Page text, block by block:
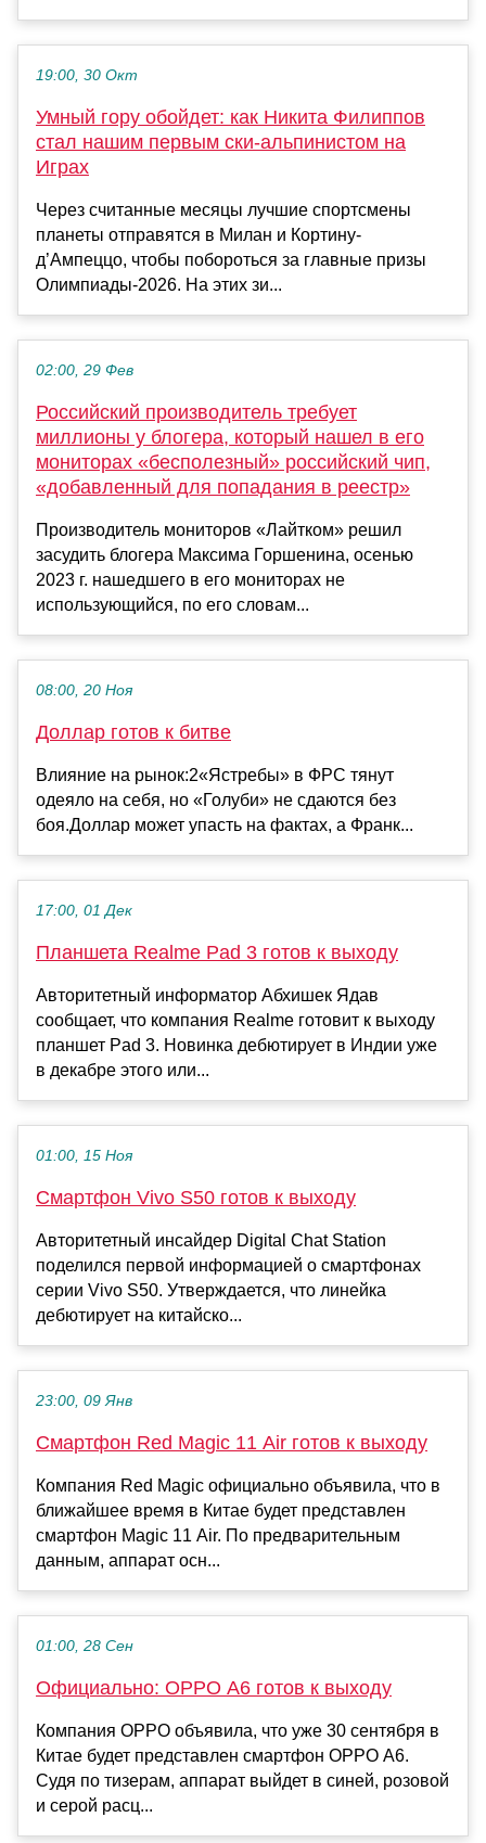
19:00, 30 Окт
Умный гору обойдет: как Никита Филиппов
стал нашим первым ски-альпинистом на
Играх
Через считанные месяцы лучшие спортсмены
планеты отправятся в Милан и Кортину-
д’Ампеццо, чтобы побороться за главные призы
Олимпиады-2026. На этих зи...
02:00, 29 Фев
Российский производитель требует
миллионы у блогера, который нашел в его
мониторах «бесполезный» российский чип,
«добавленный для попадания в реестр»
Производитель мониторов «Лайтком» решил
засудить блогера Максима Горшенина, осенью
2023 г. нашедшего в его мониторах не
использующийся, по его словам...
08:00, 20 Ноя
Доллар готов к битве
Влияние на рынок:2«Ястребы» в ФРС тянут
одеяло на себя, но «Голуби» не сдаются без
боя.Доллар может упасть на фактах, а Франк...
17:00, 01 Дек
Планшета Realme Pad 3 готов к выходу
Авторитетный информатор Абхишек Ядав
сообщает, что компания Realme готовит к выходу
планшет Pad 3. Новинка дебютирует в Индии уже
в декабре этого или...
01:00, 15 Ноя
Смартфон Vivo S50 готов к выходу
Авторитетный инсайдер Digital Chat Station
поделился первой информацией о смартфонах
серии Vivo S50. Утверждается, что линейка
дебютирует на китайско...
23:00, 09 Янв
Смартфон Red Magic 11 Air готов к выходу
Компания Red Magic официально объявила, что в
ближайшее время в Китае будет представлен
смартфон Magic 11 Air. По предварительным
данным, аппарат осн...
01:00, 28 Сен
Официально: OPPO A6 готов к выходу
Компания OPPO объявила, что уже 30 сентября в
Китае будет представлен смартфон OPPO A6.
Судя по тизерам, аппарат выйдет в синей, розовой
и серой расц...